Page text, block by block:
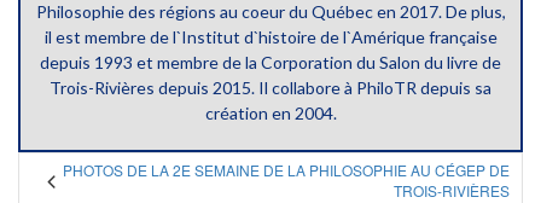
Philosophie des régions au coeur du Québec en 2017. De plus,
il est membre de l`Institut d`histoire de l`Amérique française
depuis 1993 et membre de la Corporation du Salon du livre de
Trois-Rivières depuis 2015. Il collabore à PhiloTR depuis sa
création en 2004.
PHOTOS DE LA 2E SEMAINE DE LA PHILOSOPHIE AU CÉGEP DE
TROIS-RIVIÈRES